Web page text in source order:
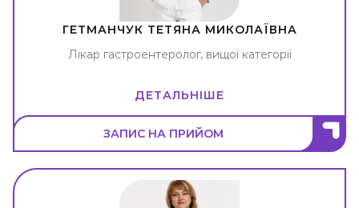
ГЕТМАНЧУК ТЕТЯНА МИКОЛАЇВНА
Лікар гастроентеролог, вищої категорії
ДЕТАЛЬНІШЕ
ЗАПИС НА ПРИЙОМ